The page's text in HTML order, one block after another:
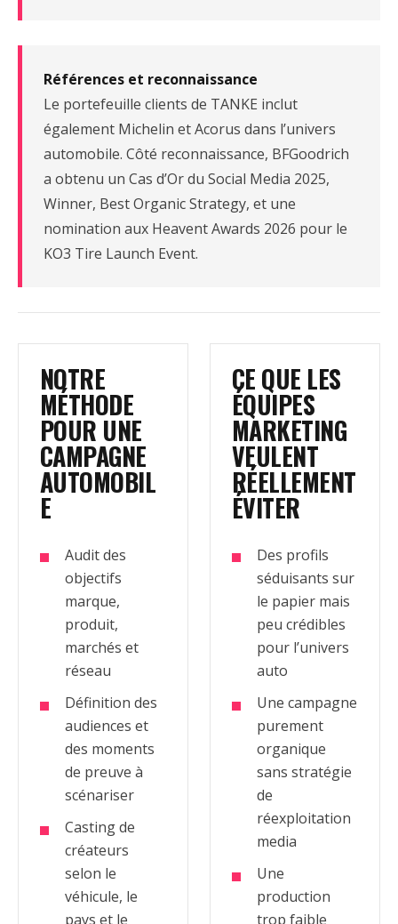
Références et reconnaissance
Le portefeuille clients de TANKE inclut
également Michelin et Acorus dans l’univers
automobile. Côté reconnaissance, BFGoodrich
a obtenu un Cas d’Or du Social Media 2025,
Winner, Best Organic Strategy, et une
nomination aux Heavent Awards 2026 pour le
KO3 Tire Launch Event.
NOTRE
MÉTHODE
POUR UNE
CAMPAGNE
AUTOMOBIL
E
Audit des
objectifs
marque,
produit,
marchés et
réseau
Définition des
audiences et
des moments
de preuve à
scénariser
Casting de
créateurs
selon le
véhicule, le
pays et le
CE QUE LES
ÉQUIPES
MARKETING
VEULENT
RÉELLEMENT
ÉVITER
Des profils
séduisants sur
le papier mais
peu crédibles
pour l’univers
auto
Une campagne
purement
organique
sans stratégie
de
réexploitation
media
Une
production
trop faible